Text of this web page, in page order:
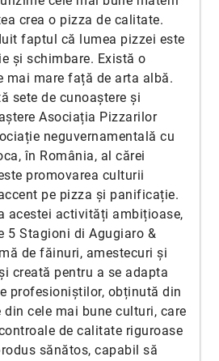
crea o pizza de calitate.
faptul că lumea pizzei este
și schimbare. Există o
mai mare față de arta albă.
sete de cunoaștere și
Asociația Pizzarilor
neguvernamentală cu
în România, al cărei
promovarea culturii
pe pizza și panificație.
acestei activități ambițioase,
5 Stagioni di Agugiaro &
de făinuri, amestecuri și
creată pentru a se adapta
profesioniștilor, obținută din
din cele mai bune culturi, care
de calitate riguroase
sănătos, capabil să